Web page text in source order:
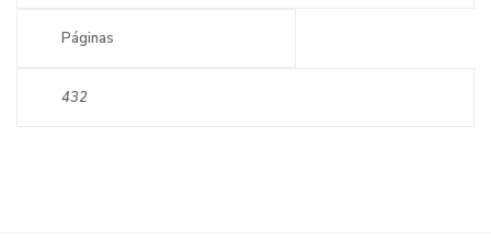
Páginas
432